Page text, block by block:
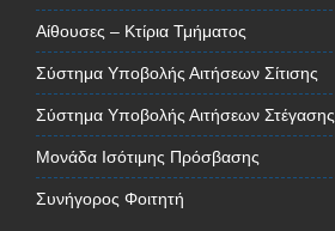
Αίθουσες – Κτίρια Τμήματος
Σύστημα Υποβολής Αιτήσεων Σίτισης
Σύστημα Υποβολής Αιτήσεων Στέγασης
Μονάδα Ισότιμης Πρόσβασης
Συνήγορος Φοιτητή